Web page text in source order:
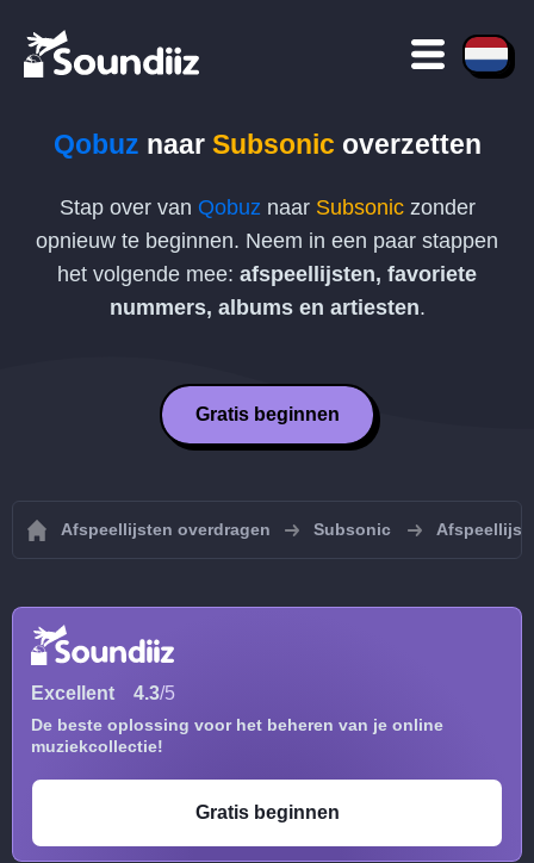
Qobuz naar Subsonic overzetten
Stap over van Qobuz naar Subsoniczonder
opnieuw te beginnen. Neem in een paar stappen
het volgende mee: afspeellijsten, favoriete
nummers, albums en artiesten.
Gratis beginnen
Afspeellijsten overdragen Subsonic
Excellent 4.3/5
De beste oplossing voor het beheren van je online
muziekcollectie!
Gratis beginnen